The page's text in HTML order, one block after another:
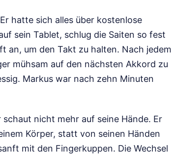
hatte sich alles über kostenlose
sein Tablet, schlug die Saiten so fest
an, um den Takt zu halten. Nach jedem
mühsam auf den nächsten Akkord zu
Markus war nach zehn Minuten
nicht mehr auf seine Hände. Er
Körper, statt von seinen Händen
mit den Fingerkuppen. Die Wechsel